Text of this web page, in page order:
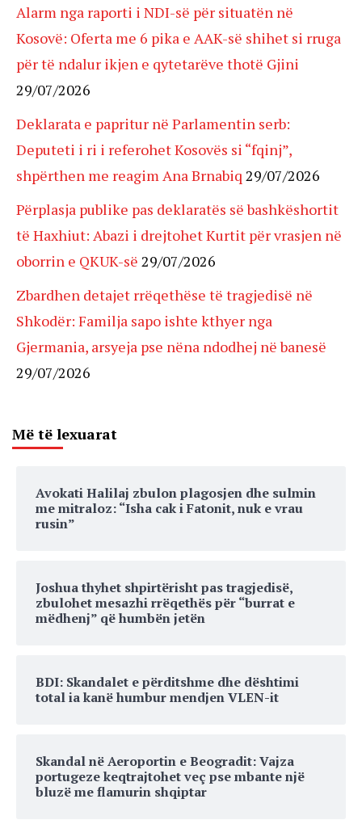
Alarm nga raporti i NDI-së për situatën në
Kosovë: Oferta me 6 pika e AAK-së shihet si rruga
për të ndalur ikjen e qytetarëve thotë Gjini
29/07/2026
Deklarata e papritur në Parlamentin serb:
Deputeti i ri i referohet Kosovës si “fqinj”,
shpërthen me reagim Ana Brnabiq 29/07/2026
Përplasja publike pas deklaratës së bashkëshortit
të Haxhiut: Abazi i drejtohet Kurtit për vrasjen në
oborrin e QKUK-së 29/07/2026
Zbardhen detajet rrëqethëse të tragjedisë në
Shkodër: Familja sapo ishte kthyer nga
Gjermania, arsyeja pse nëna ndodhej në banesë
29/07/2026
Më të lexuarat
Avokati Halilaj zbulon plagosjen dhe sulmin
me mitraloz: “Isha cak i Fatonit, nuk e vrau
rusin”
Joshua thyhet shpirtërisht pas tragjedisë,
zbulohet mesazhi rrëqethës për “burrat e
mëdhenj” që humbën jetën
BDI: Skandalet e përditshme dhe dështimi
total ia kanë humbur mendjen VLEN-it
Skandal në Aeroportin e Beogradit: Vajza
portugeze keqtrajtohet veç pse mbante një
bluzë me flamurin shqiptar